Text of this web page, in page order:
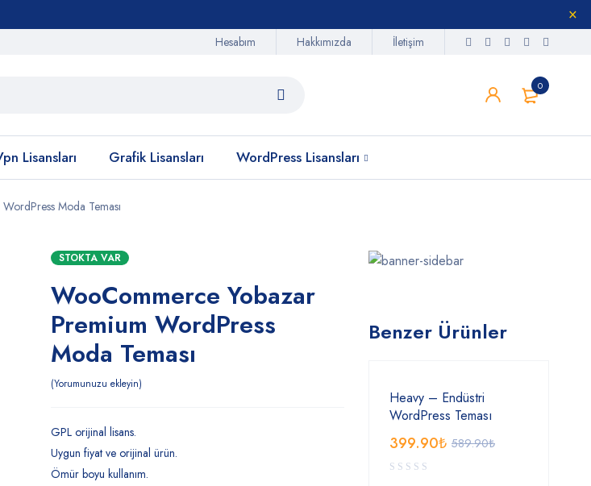
Hesabım Hakkımızda İletişim
0
Lisansları Grafik Lisansları WordPress Lisansları
Moda Teması
STOKTA VAR
WooCommerce Yobazar
Premium WordPress
Moda Teması
Yorumunuzu ekleyin
GPL orijinal lisans.
Uygun fiyat ve orijinal ürün.
Ömür boyu kullanım.
Benzer Ürünler
Heavy – Endüstri
WordPress Teması
589.90₺
399.90₺